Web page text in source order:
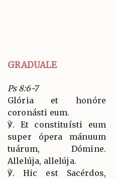
GRADUALE
Ps 8:6-7
Glória et honóre
coronásti eum.
℣. Et constituísti eum
super ópera mánuum
tuárum, Dómine.
Allelúja, allelúja.
℣. Hic est Sacérdos,